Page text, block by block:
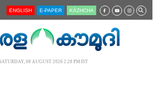
ENGLISH E-PAPER KĀZHCHA
08 AUGUST 2026 2.28 PM IST